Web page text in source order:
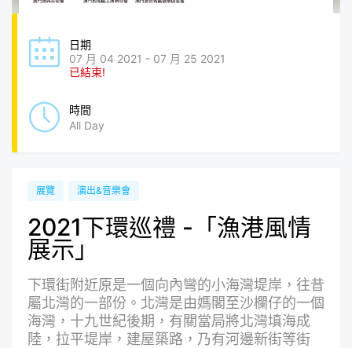
日期
07 月 04 2021 - 07 月 25 2021
已結束!
時間
All Day
展覽 演出&音樂會
2021下環巡禮 -「漁港風情
展示」
下環街附近原是一個向內彎的小海灣堤岸，往昔
屬北灣的一部份。北灣是由媽閣至沙欄仔的一個
海灣，十九世紀後期，有關當局將北灣填海成
陸，拉平堤岸，建屋築路，乃有河邊新街等街